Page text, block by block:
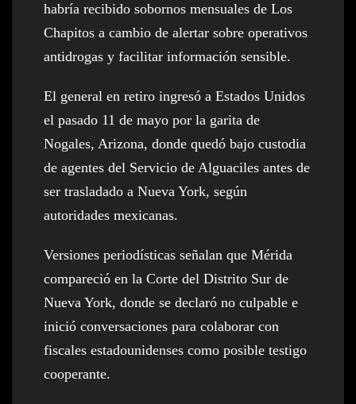
habría recibido sobornos mensuales de Los
Chapitos a cambio de alertar sobre operativos
antidrogas y facilitar información sensible.
El general en retiro ingresó a Estados Unidos
el pasado 11 de mayo por la garita de
Nogales, Arizona, donde quedó bajo custodia
de agentes del Servicio de Alguaciles antes de
ser trasladado a Nueva York, según
autoridades mexicanas.
Versiones periodísticas señalan que Mérida
compareció en la Corte del Distrito Sur de
Nueva York, donde se declaró no culpable e
inició conversaciones para colaborar con
fiscales estadounidenses como posible testigo
cooperante.